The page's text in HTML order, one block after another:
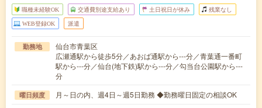
職種未経験OK 交通費別途支給あり 土日祝日が休み 残業なし
WEB登録OK 派遣
勤務地
仙台市青葉区
広瀬通駅から徒歩5分／あおば通駅から---分／青葉通一番町
駅から---分／仙台(地下鉄)駅から---分／勾当台公園駅から---
分
曜日頻度 月～日の内、週4日～週5日勤務 ◆勤務曜日固定の相談OK